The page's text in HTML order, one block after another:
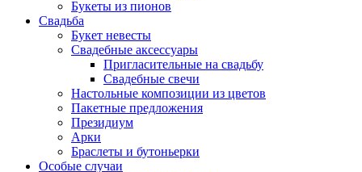
Букеты из пионов
Свадьба
Букет невесты
Свадебные аксессуары
Пригласительные на свадьбу
Свадебные свечи
Настольные композиции из цветов
Пакетные предложения
Президиум
Арки
Браслеты и бутоньерки
Особые случаи